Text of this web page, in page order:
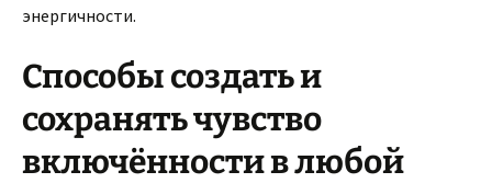
энергичности.
Способы создать и
сохранять чувство
включённости в любой